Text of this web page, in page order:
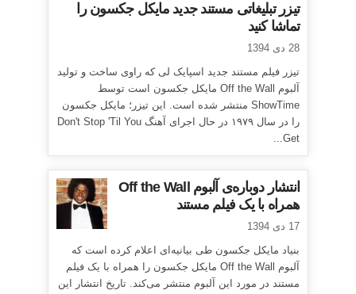
تیزر تبلیغاتی مستند جدید مایکل جکسون را
تماشا کنید
28 دی 1394
تیزر فیلم مستند جدید اسپایک لی که راوی ساخت و تولید
آلبوم Off the Wall مایکل جکسون است توسط
ShowTime منتشر شده است. این تیزر؛ مایکل جکسون
را در سال ۱۹۷۹ در حال اجرای آهنگ Don't Stop 'Til You
Get...
انتشار دوباره‌ی آلبوم Off the Wall
همراه با یک فیلم مستند
17 دی 1394
بنیاد مایکل جکسون طی بیانیه‌ای اعلام کرده است که
آلبوم Off the Wall مایکل جکسون را همراه با یک فیلم
مستند در مورد این آلبوم منتشر می‌کند. تاریخ انتشار این